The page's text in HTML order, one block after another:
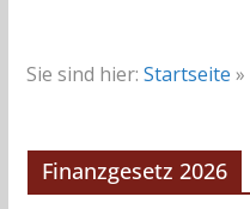
Sie sind hier: Startseite »
Finanzgesetz 2026